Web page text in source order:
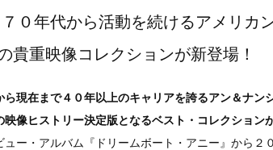
７０年代から活動を続けるアメリカ
貴重映像コレクションが新登場！
ら現在まで４０年以上のキャリアを誇るアン＆ナン
映像ヒストリー決定版となるベスト・コレクション
ュー・アルバム『ドリームボート・アニー』から２